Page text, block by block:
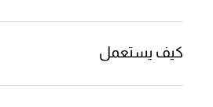
كيف يستعمل